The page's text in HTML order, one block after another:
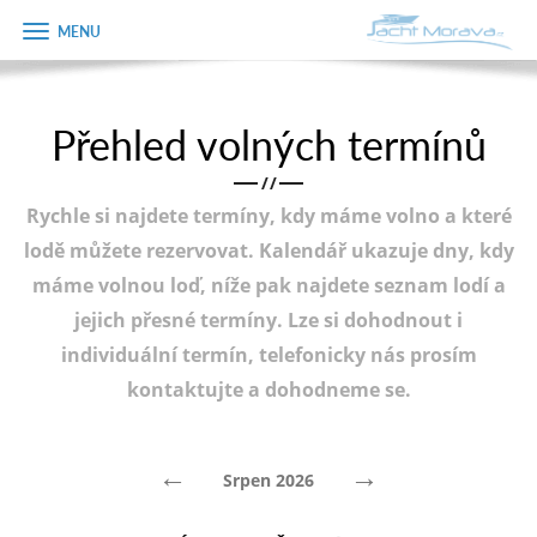
Úvodní strana
Plán plavby
Tipy na výlet
Fotogalerie
Zobrazit
menu
Přehled volných termínů
/ /
Rychle si najdete termíny, kdy máme volno a které
lodě můžete rezervovat. Kalendář ukazuje dny, kdy
máme volnou loď, níže pak najdete seznam lodí a
jejich přesné termíny. Lze si dohodnout i
individuální termín, telefonicky nás prosím
kontaktujte a dohodneme se.
← Srpen 2026 →
Objednávka
dárkového
Jméno
Telefon
E-mail